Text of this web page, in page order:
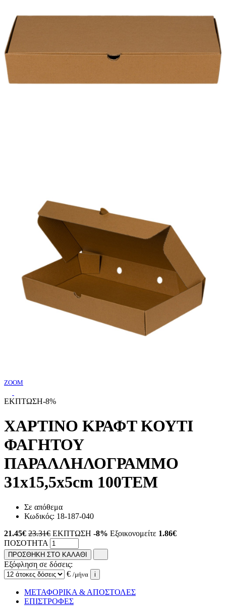
ZOOM
ΕΚΠΤΩΣΗ-8%
ΧΑΡΤΙΝΟ KΡΑΦΤ ΚΟΥΤΙ
ΦΑΓΗΤΟΥ
ΠΑΡΑΛΛΗΛΟΓΡΑΜΜΟ
31x15,5x5cm 100ΤΕΜ
Σε απόθεμα
Κωδικός: 18-187-040
21.45€ 23.31€ ΕΚΠΤΩΣΗ -8% Εξοικονομείτε 1.86€
ΠΟΣΟΤΗΤΑ
ΠΡΟΣΘΗΚΗ ΣΤΟ ΚΑΛΑΘΙ
Εξόφληση σε δόσεις:
€ /μήνα i
ΜΕΤΑΦΟΡΙΚΑ & ΑΠΟΣΤΟΛΕΣ
ΕΠΙΣΤΡΟΦΕΣ